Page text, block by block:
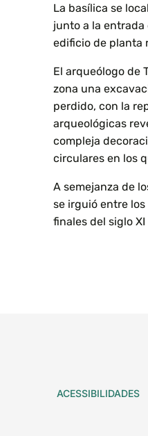
La basílica se
junto a la entrada
edificio de planta
El arqueólogo de
zona una
perdido, con la
arqueológicas
compleja
circulares en los
A semejanza de
se irguió entre
finales del siglo
ACESSIBILIDADES